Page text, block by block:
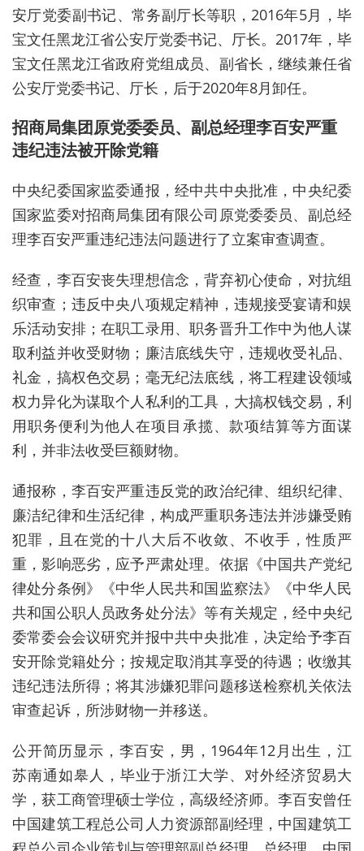
安厅党委副书记、常务副厅长等职，2016年5月，毕
宝文任黑龙江省公安厅党委书记、厅长。2017年，毕
宝文任黑龙江省政府党组成员、副省长，继续兼任省
公安厅党委书记、厅长，后于2020年8月卸任。
招商局集团原党委委员、副总经理李百安严重
违纪违法被开除党籍
中央纪委国家监委通报，经中共中央批准，中央纪委
国家监委对招商局集团有限公司原党委委员、副总经
理李百安严重违纪违法问题进行了立案审查调查。
经查，李百安丧失理想信念，背弃初心使命，对抗组
织审查；违反中央八项规定精神，违规接受宴请和娱
乐活动安排；在职工录用、职务晋升工作中为他人谋
取利益并收受财物；廉洁底线失守，违规收受礼品、
礼金，搞权色交易；毫无纪法底线，将工程建设领域
权力异化为谋取个人私利的工具，大搞权钱交易，利
用职务便利为他人在项目承揽、款项结算等方面谋
利，并非法收受巨额财物。
通报称，李百安严重违反党的政治纪律、组织纪律、
廉洁纪律和生活纪律，构成严重职务违法并涉嫌受贿
犯罪，且在党的十八大后不收敛、不收手，性质严
重，影响恶劣，应予严肃处理。依据《中国共产党纪
律处分条例》《中华人民共和国监察法》《中华人民
共和国公职人员政务处分法》等有关规定，经中央纪
委常委会会议研究并报中共中央批准，决定给予李百
安开除党籍处分；按规定取消其享受的待遇；收缴其
违纪违法所得；将其涉嫌犯罪问题移送检察机关依法
审查起诉，所涉财物一并移送。
公开简历显示，李百安，男，1964年12月出生，江
苏南通如皋人，毕业于浙江大学、对外经济贸易大
学，获工商管理硕士学位，高级经济师。李百安曾任
中国建筑工程总公司人力资源部副经理，中国建筑工